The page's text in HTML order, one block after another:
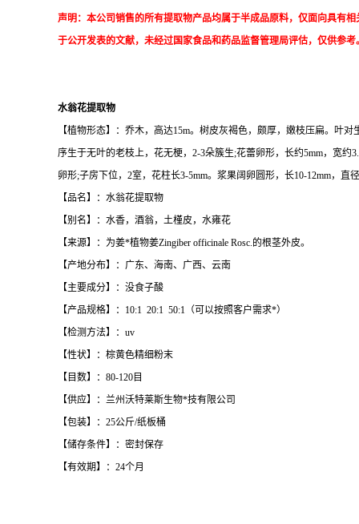
声明：本公司销售的所有提取物产品均属于半成品原料，仅面向具有
于公开发表的文献，未经过国家食品和药品监督管理局评估，仅供参考
水翁花提取物
【植物形态】：乔木，高达15m。树皮灰褐色，颇厚，嫩枝压扁。叶
序生于无叶的老枝上，花无梗，2-3朵簇生;花蕾卵形，长约5mm，宽
卵形;子房下位，2室，花柱长3-5mm。浆果阔卵圆形，长10-12mm，直
【品名】：水翁花提取物
【别名】：水香，酒翁，土槿皮，水雍花
【来源】：为姜*植物姜Zingiber officinale Rosc.的根茎外皮。
【产地分布】：广东、海南、广西、云南
【主要成分】：没食子酸
【产品规格】：10:1 20:1 50:1（可以按照客户需求*）
【检测方法】：uv
【性状】：棕黄色精细粉末
【目数】：80-120目
【供应】：兰州沃特莱斯生物*技有限公司
【包装】：25公斤/纸板桶
【储存条件】：密封保存
【有效期】：24个月